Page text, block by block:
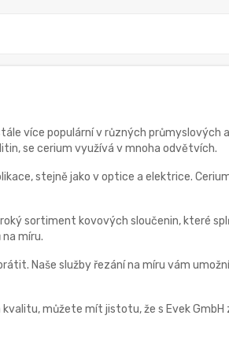
více populární v různých průmyslových
se cerium využívá v mnoha odvětvích.
stejně jako v optice a elektrice.
sortiment kovových sloučenin, které
míru.
Naše služby řezání na míru vám
můžete mít jistotu, že s Evek